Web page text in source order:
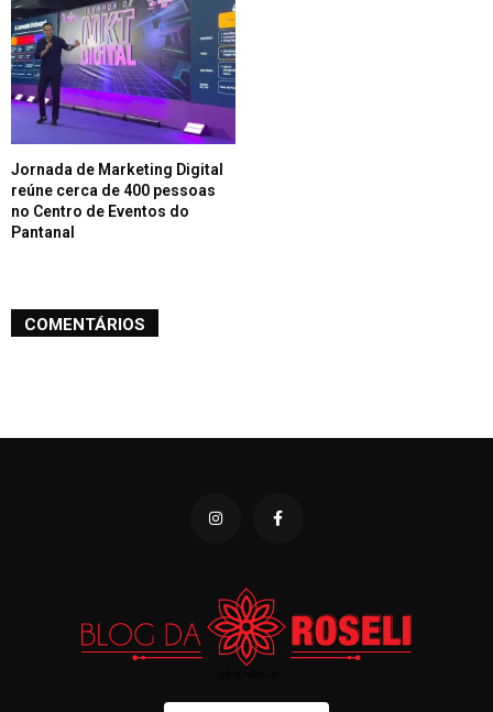
Jornada de Marketing Digital
reúne cerca de 400 pessoas
no Centro de Eventos do
Pantanal
COMENTÁRIOS